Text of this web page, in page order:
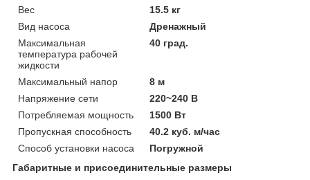
Вес
15.5 кг
Вид насоса
Дренажный
Максимальная
температура рабочей
жидкости
40 град.
Максимальный напор
8 м
Напряжение сети
220~240 В
Потребляемая мощность
1500 Вт
Пропускная способность
40.2 куб. м/час
Способ установки насоса
Погружной
Габаритные и присоединительные размеры